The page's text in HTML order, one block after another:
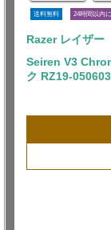
送料無料 24時間以内
Razer レイザー
Seiren V3
ク RZ19-